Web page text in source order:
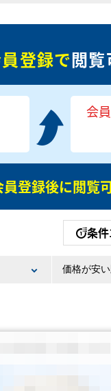
登録で閲
会
員登録後に閲覧
条